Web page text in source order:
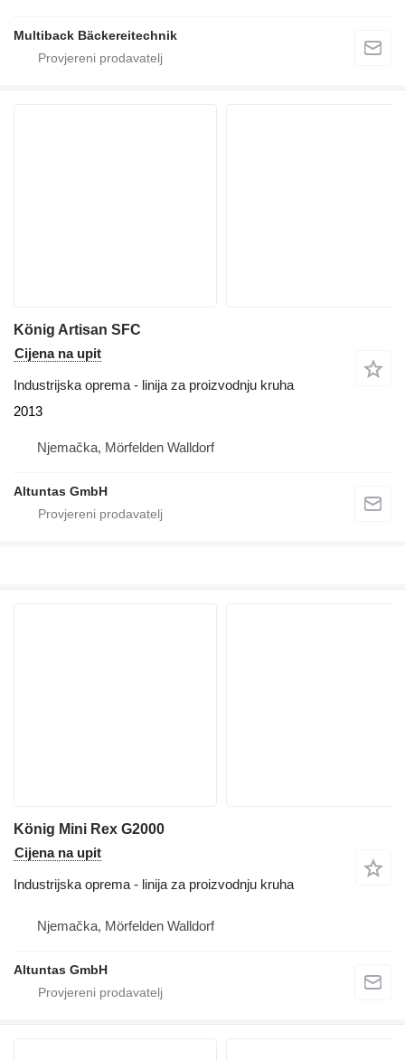
Multiback Bäckereitechnik
König Artisan SFC
Cijena na upit
Industrijska oprema - linija za proizvodnju kruha
2013
Njemačka, Mörfelden Walldorf
Altuntas GmbH
König Mini Rex G2000
Cijena na upit
Industrijska oprema - linija za proizvodnju kruha
Njemačka, Mörfelden Walldorf
Altuntas GmbH